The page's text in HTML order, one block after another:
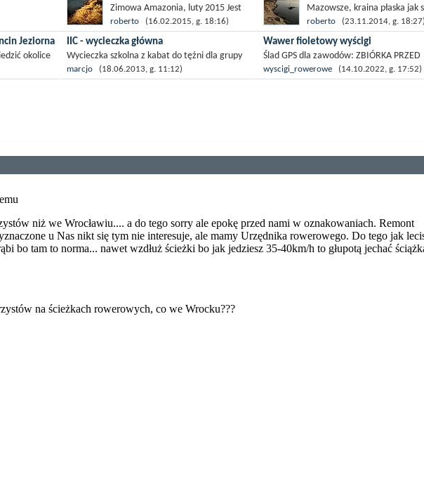
okolicy
Zimowa Amazonia, luty 2015 Jest
druga niedziela lutego.
Rozpoczynam swój codzienny
leniwy poranny rytuał. Leniwy bo
przez ostatnie dni pogoda nie...
roberto (16.02.2015, g. 18:16)
Mazowsze, kraina płaska jak
bilardowy i na palcach jednej
możemy policzyć zmarszczki
kolarskie. W sercu tej krainy
gigantyczna...
roberto (23.11.2014, g. 18:27)
Jeziorna
okolice
Jeziorną,
IIC - wycieczka główna
Wycieczka szkolna z kabat do tężni dla grupy
uczniów szkolnych z drugiej klasy wycieczka
marcjo (18.06.2013, g. 11:12)
Wawer fioletowy wyścigi
Ślad GPS dla zawodów: ZBIÓRKA PRZED
ZAWODAMI CODZIENNIE O
wyscigi_rowerowe (14.10.2022, g. 17:52)